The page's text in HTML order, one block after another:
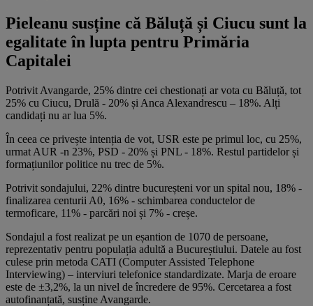
Pieleanu susține că Băluță și Ciucu sunt la
egalitate în lupta pentru Primăria
Capitalei
Potrivit Avangarde, 25% dintre cei chestionați ar vota cu Băluță, tot
25% cu Ciucu, Drulă - 20% și Anca Alexandrescu – 18%. Alți
candidați nu ar lua 5%.
În ceea ce privește intenția de vot, USR este pe primul loc, cu 25%,
urmat AUR -n 23%, PSD - 20% și PNL - 18%. Restul partidelor și
formațiunilor politice nu trec de 5%.
Potrivit sondajului, 22% dintre bucureșteni vor un spital nou, 18% -
finalizarea centurii A0, 16% - schimbarea conductelor de
termoficare, 11% - parcări noi și 7% - creșe.
Sondajul a fost realizat pe un eșantion de 1070 de persoane,
reprezentativ pentru populația adultă a Bucureștiului. Datele au fost
culese prin metoda CATI (Computer Assisted Telephone
Interviewing) – interviuri telefonice standardizate. Marja de eroare
este de ±3,2%, la un nivel de încredere de 95%. Cercetarea a fost
autofinanțată, susține Avangarde.